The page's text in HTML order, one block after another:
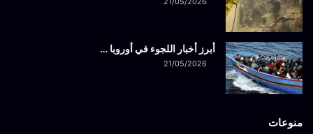
أبرز أخبار اللجوء في أوروبا …
21/05/2026
منوعات